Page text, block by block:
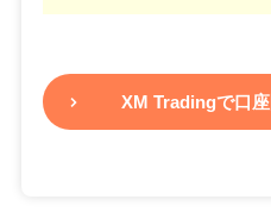
XM Tradingで口座